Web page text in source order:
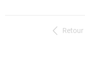
Retour